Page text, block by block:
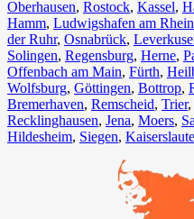
Oberhausen⁠, Rostock⁠, Kassel⁠,
Hamm, Ludwigshafen am Rhein
der Ruhr, Osnabrück⁠,
Solingen, Regensburg, Herne⁠,
Offenbach am Main, Fürth⁠,
Wolfsburg⁠, Göttingen, Bottrop,
Bremerhaven⁠, Remscheid, Trier⁠,
Recklinghausen, Jena⁠, Moers⁠,
Hildesheim⁠, Siegen⁠,